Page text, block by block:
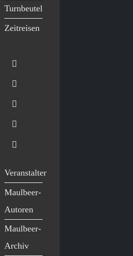
Turnbeutel
Zeitreisen
Veranstalter
Maulbeer-
Autoren
Maulbeer-
Archiv